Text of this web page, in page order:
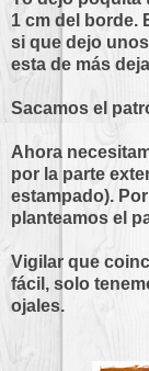
1 cm del borde.
si que dejo
esta de más
Sacamos el
Ahora
por la parte
estampado).
planteamos el
Vigilar que
fácil, solo
ojales.